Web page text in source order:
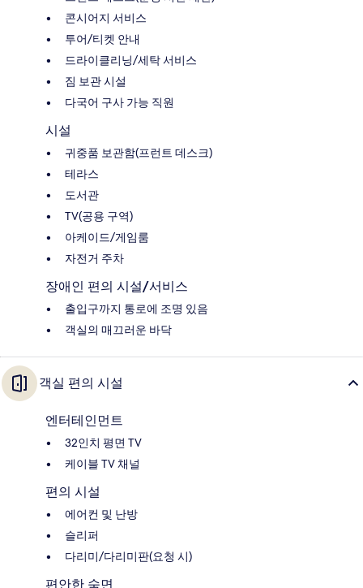
콘시어지 서비스
투어/티켓 안내
드라이클리닝/세탁 서비스
짐 보관 시설
다국어 구사 가능 직원
시설
귀중품 보관함(프런트 데스크)
테라스
도서관
TV(공용 구역)
아케이드/게임룸
자전거 주차
장애인 편의 시설/서비스
출입구까지 통로에 조명 있음
객실의 매끄러운 바닥
객실 편의 시설
엔터테인먼트
32인치 평면 TV
케이블 TV 채널
편의 시설
에어컨 및 난방
슬리퍼
다리미/다리미판(요청 시)
편안한 숙면